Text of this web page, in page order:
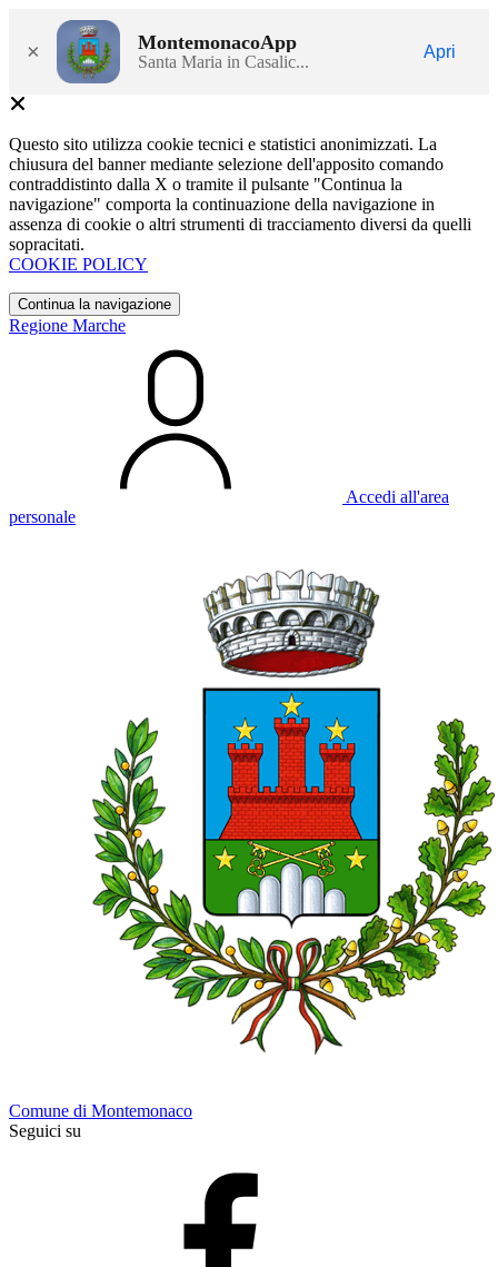
× MontemonacoApp
Santa Maria in Casalic...
Apri
Questo sito utilizza cookie tecnici e statistici anonimizzati. La
chiusura del banner mediante selezione dell'apposito comando
contraddistinto dalla X o tramite il pulsante "Continua la
navigazione" comporta la continuazione della navigazione in
assenza di cookie o altri strumenti di tracciamento diversi da quelli
sopracitati.
COOKIE POLICY
Continua la navigazione
Regione Marche
Accedi all'area
personale
Comune di Montemonaco
Seguici su